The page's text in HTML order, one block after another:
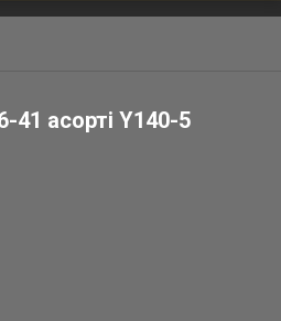
асорті Y140-5